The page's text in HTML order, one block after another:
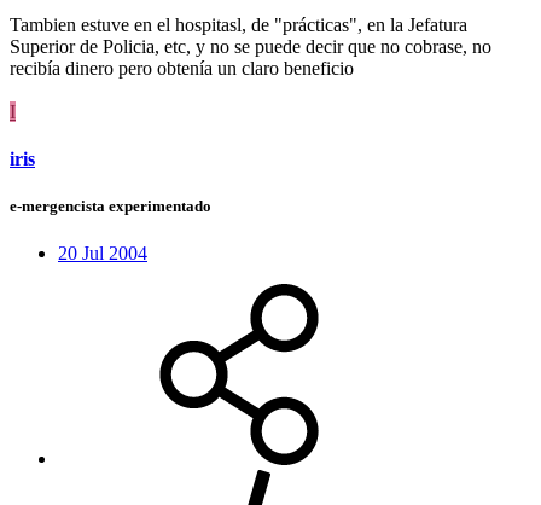
Tambien estuve en el hospitasl, de "prácticas", en la Jefatura
Superior de Policia, etc, y no se puede decir que no cobrase, no
recibía dinero pero obtenía un claro beneficio
I
iris
e-mergencista experimentado
20 Jul 2004